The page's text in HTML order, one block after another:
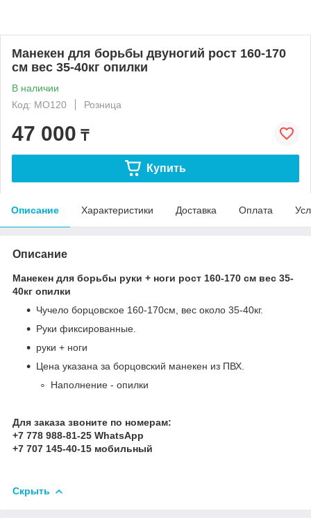
Манекен для борьбы двуногий рост 160-170
см вес 35-40кг опилки
В наличии
Код: MО120
Розница
47 000 ₸
Купить
Описание Характеристики Доставка Оплата
Описание
Манекен для борьбы руки + ноги рост 160-170 см вес 35-
40кг опилки
Чучело борцовское 160-170см, вес около 35-40кг.
Руки фиксированные.
руки + ноги
Цена указана за борцовский манекен из ПВХ.
Наполнение - опилки
Для заказа звоните по номерам:
+7 778 988-81-25 WhatsApp
+7 707 145-40-15 мобильный
Скрыть